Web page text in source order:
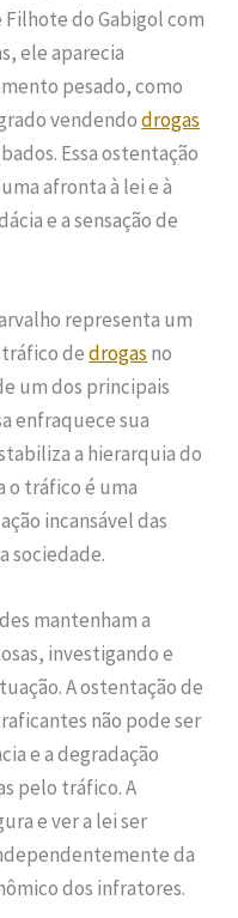
do Gabigol com
ele aparecia
pesado, como
vendendodrogas
Essa ostentação
afronta à lei e à
e a sensação de
representa um
tráfico dedrogas no
um dos principais
enfraquece sua
a hierarquia do
o tráfico é uma
incansável das
sociedade.
mantenham a
investigando e
A ostentação de
não pode ser
e a degradação
pelo tráfico. A
e ver a lei ser
da
dos infratores.